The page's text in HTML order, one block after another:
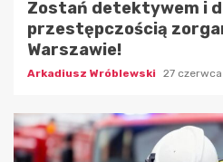
Zostań detektywem i
przestępczością
Warszawie!
Arkadiusz Wróblewski 27